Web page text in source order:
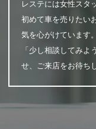
レステには女性スタ
初めて車を売りたい
気を心がけています。
「少し相談してみ
せ、ご来店をお待ち